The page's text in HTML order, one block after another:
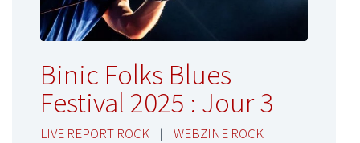
Binic Folks Blues
Festival 2025 : Jour 3
LIVE REPORT ROCK | WEBZINE ROCK